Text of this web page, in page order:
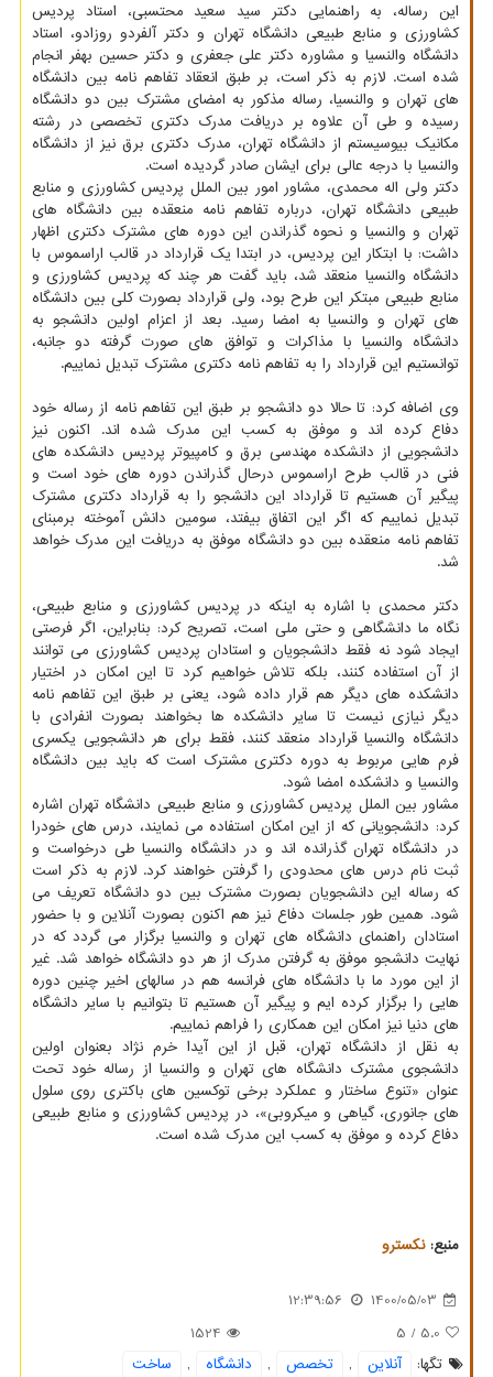
این رساله، به راهنمایی دکتر سید سعید محتسبی، استاد پردیس
کشاورزی و منابع طبیعی دانشگاه تهران و دکتر آلفردو روزادو، استاد
دانشگاه والنسیا و مشاوره دکتر علی جعفری و دکتر حسین بهفر انجام
شده است. لازم به ذکر است، بر طبق انعقاد تفاهم نامه بین دانشگاه
های تهران و والنسیا، رساله مذکور به امضای مشترک بین دو دانشگاه
رسیده و طی آن علاوه بر دریافت مدرک دکتری تخصصی در رشته
مکانیک بیوسیستم از دانشگاه تهران، مدرک دکتری برق نیز از دانشگاه
والنسیا با درجه عالی برای ایشان صادر گردیده است.
دکتر ولی اله محمدی، مشاور امور بین الملل پردیس کشاورزی و منابع
طبیعی دانشگاه تهران، درباره تفاهم نامه منعقده بین دانشگاه های
تهران و والنسیا و نحوه گذراندن این دوره های مشترک دکتری اظهار
داشت: با ابتکار این پردیس، در ابتدا یک قرارداد در قالب اراسموس با
دانشگاه والنسیا منعقد شد، باید گفت هر چند که پردیس کشاورزی و
منابع طبیعی مبتکر این طرح بود، ولی قرارداد بصورت کلی بین دانشگاه
های تهران و والنسیا به امضا رسید. بعد از اعزام اولین دانشجو به
دانشگاه والنسیا با مذاکرات و توافق های صورت گرفته دو جانبه،
توانستیم این قرارداد را به تفاهم نامه دکتری مشترک تبدیل نماییم.
وی اضافه کرد: تا حالا دو دانشجو بر طبق این تفاهم نامه از رساله خود
دفاع کرده اند و موفق به کسب این مدرک شده اند. اکنون نیز
دانشجویی از دانشکده مهندسی برق و کامپیوتر پردیس دانشکده های
فنی در قالب طرح اراسموس درحال گذراندن دوره های خود است و
پیگیر آن هستیم تا قرارداد این دانشجو را به قرارداد دکتری مشترک
تبدیل نماییم که اگر این اتفاق بیفتد، سومین دانش آموخته برمبنای
تفاهم نامه منعقده بین دو دانشگاه موفق به دریافت این مدرک خواهد
شد.
دکتر محمدی با اشاره به اینکه در پردیس کشاورزی و منابع طبیعی،
نگاه ما دانشگاهی و حتی ملی است، تصریح کرد: بنابراین، اگر فرصتی
ایجاد شود نه فقط دانشجویان و استادان پردیس کشاورزی می توانند
از آن استفاده کنند، بلکه تلاش خواهیم کرد تا این امکان در اختیار
دانشکده های دیگر هم قرار داده شود، یعنی بر طبق این تفاهم نامه
دیگر نیازی نیست تا سایر دانشکده ها بخواهند بصورت انفرادی با
دانشگاه والنسیا قرارداد منعقد کنند، فقط برای هر دانشجویی یکسری
فرم هایی مربوط به دوره دکتری مشترک است که باید بین دانشگاه
والنسیا و دانشکده امضا شود.
مشاور بین الملل پردیس کشاورزی و منابع طبیعی دانشگاه تهران اشاره
کرد: دانشجویانی که از این امکان استفاده می نمایند، درس های خودرا
در دانشگاه تهران گذرانده اند و در دانشگاه والنسیا طی درخواست و
ثبت نام درس های محدودی را گرفتن خواهند کرد. لازم به ذکر است
که رساله این دانشجویان بصورت مشترک بین دو دانشگاه تعریف می
شود. همین طور جلسات دفاع نیز هم اکنون بصورت آنلاین و با حضور
استادان راهنمای دانشگاه های تهران و والنسیا برگزار می گردد که در
نهایت دانشجو موفق به گرفتن مدرک از هر دو دانشگاه خواهد شد. غیر
از این مورد ما با دانشگاه های فرانسه هم در سالهای اخیر چنین دوره
هایی را برگزار کرده ایم و پیگیر آن هستیم تا بتوانیم با سایر دانشگاه
های دنیا نیز امکان این همکاری را فراهم نماییم.
به نقل از دانشگاه تهران، قبل از این آیدا خرم نژاد بعنوان اولین
دانشجوی مشترک دانشگاه های تهران و والنسیا از رساله خود تحت
عنوان «تنوع ساختار و عملکرد برخی توکسین های باکتری روی سلول
های جانوری، گیاهی و میکروبی»، در پردیس کشاورزی و منابع طبیعی
دفاع کرده و موفق به کسب این مدرک شده است.
منبع:نكسترو
1400/05/03
12:39:56
5.0
/ 5
1524
تگها:
آنلاین , تخصص , دانشگاه ,
ساخت